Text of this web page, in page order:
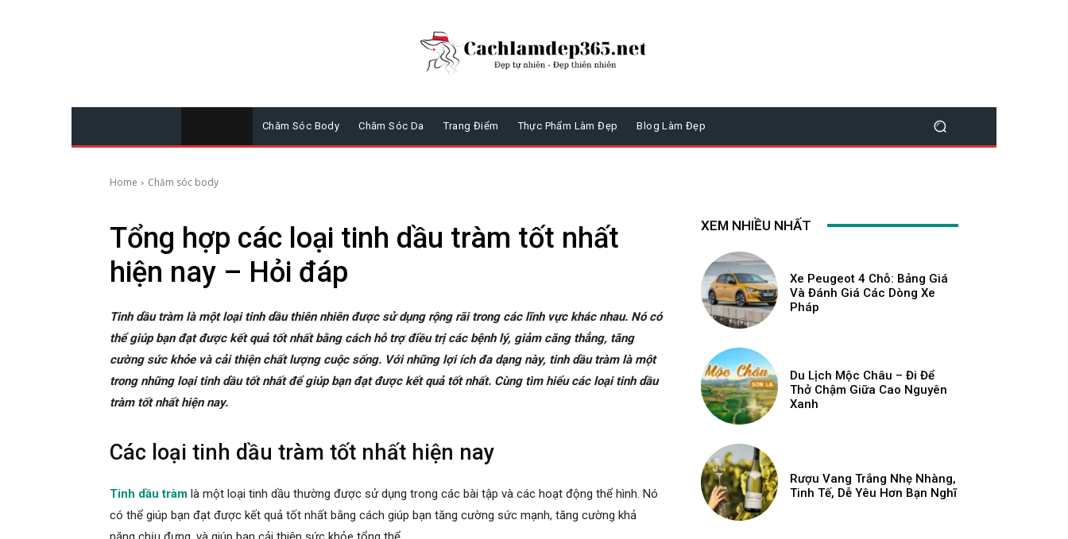
Chăm Sóc Body Chăm Sóc Da Trang Điểm Thực Phẩm Làm Đẹp Blog Làm Đẹp
Home Chăm sóc body
Tổng hợp các loại tinh dầu tràm tốt nhất
hiện nay – Hỏi đáp
Tinh dầu tràm là một loại tinh dầu thiên nhiên được sử dụng rộng rãi trong các lĩnh vực khác nhau. Nó có
thể giúp bạn đạt được kết quả tốt nhất bằng cách hỗ trợ điều trị các bệnh lý, giảm căng thẳng, tăng
cường sức khỏe và cải thiện chất lượng cuộc sống. Với những lợi ích đa dạng này, tinh dầu tràm là một
trong những loại tinh dầu tốt nhất để giúp bạn đạt được kết quả tốt nhất. Cùng tìm hiểu các loại tinh dầu
tràm tốt nhất hiện nay.
Các loại tinh dầu tràm tốt nhất hiện nay
Tinh dầu tràm là một loại tinh dầu thường được sử dụng trong các bài tập và các hoạt động thể hình. Nó
có thể giúp bạn đạt được kết quả tốt nhất bằng cách giúp bạn tăng cường sức mạnh, tăng cường khả
XEM NHIỀU NHẤT
Xe Peugeot 4 Chỗ: Bảng Giá
Và Đánh Giá Các Dòng Xe
Pháp
Du Lịch Mộc Châu – Đi Để
Thở Chậm Giữa Cao Nguyên
Xanh
Rượu Vang Trắng Nhẹ Nhàng,
Tinh Tế, Dễ Yêu Hơn Bạn Nghĩ